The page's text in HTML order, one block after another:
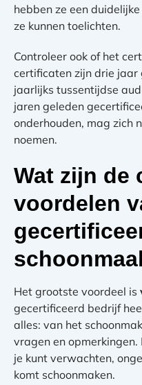
hebben ze een
ze kunnen toelichten.
Controleer ook of het
certificaten zijn drie
jaarlijks tussentijdse
jaren geleden
onderhouden, mag zich
noemen.
Wat zijn de
voordelen
Het grootste voordeel is
gecertificeerd bedrijf
alles: van het
vragen en
je kunt verwachten,
komt schoonmaken.